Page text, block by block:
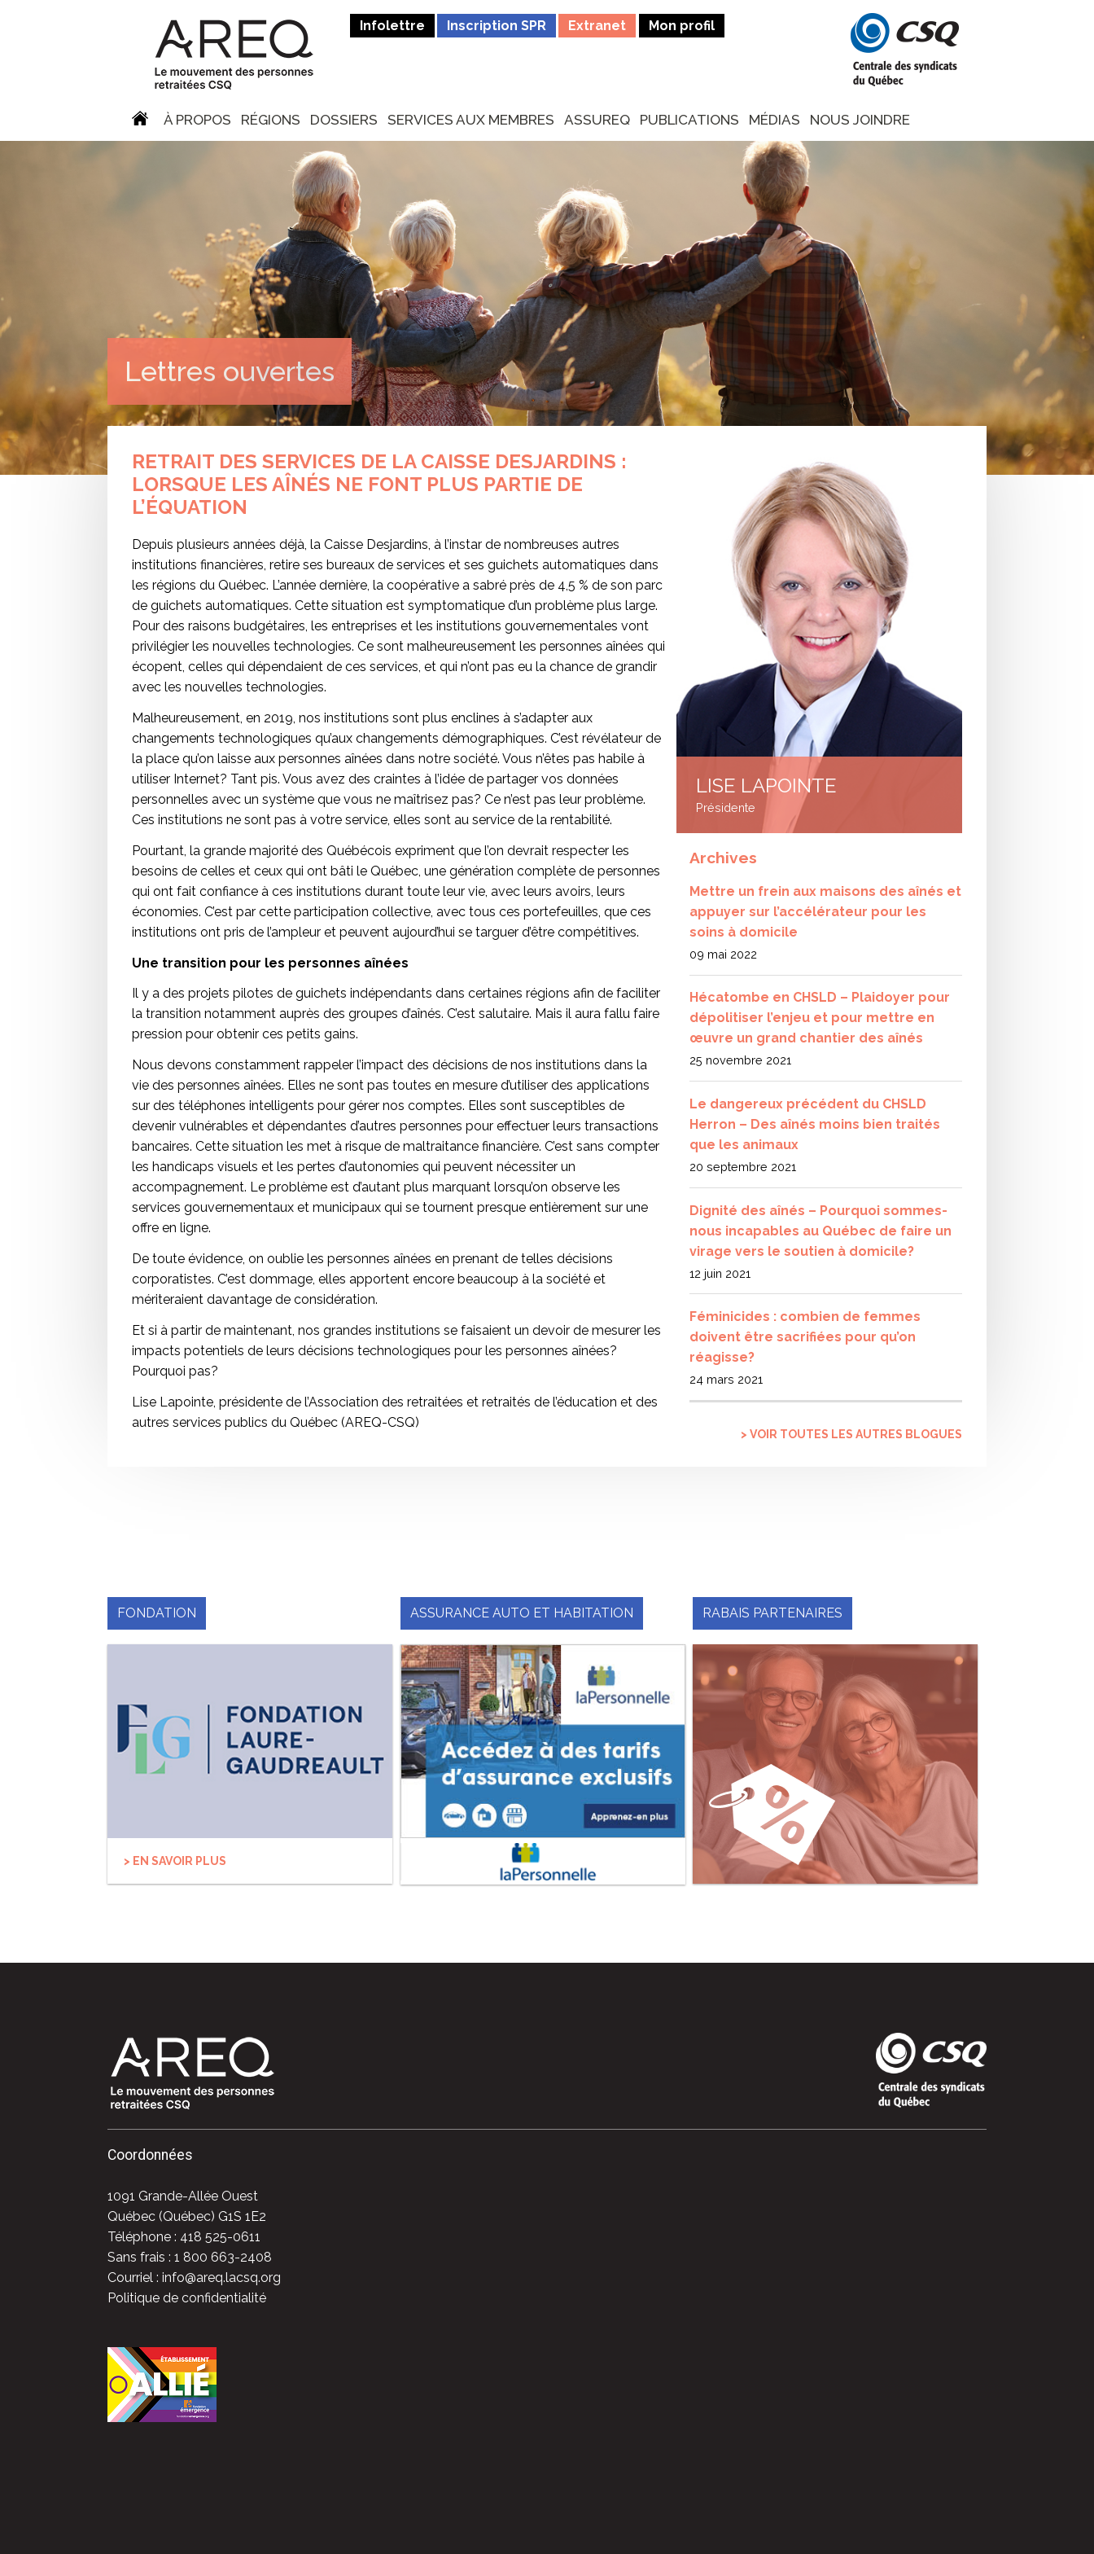
Infolettre Inscription SPR Extranet Mon profil
À PROPOS RÉGIONS DOSSIERS SERVICES AUX MEMBRES ASSUREQ PUBLICATIONS MÉDIAS NOUS JOINDRE
Lettres ouvertes
RETRAIT DES SERVICES DE LA CAISSE DESJARDINS :
LORSQUE LES AÎNÉS NE FONT PLUS PARTIE DE
L’ÉQUATION
Depuis plusieurs années déjà, la Caisse Desjardins, à l’instar de nombreuses autres
institutions financières, retire ses bureaux de services et ses guichets automatiques dans
les régions du Québec. L’année dernière, la coopérative a sabré près de 4,5 % de son parc
de guichets automatiques. Cette situation est symptomatique d’un problème plus large.
Pour des raisons budgétaires, les entreprises et les institutions gouvernementales vont
privilégier les nouvelles technologies. Ce sont malheureusement les personnes aînées qui
écopent, celles qui dépendaient de ces services, et qui n’ont pas eu la chance de grandir
avec les nouvelles technologies.
Malheureusement, en 2019, nos institutions sont plus enclines à s’adapter aux
changements technologiques qu’aux changements démographiques. C’est révélateur de
la place qu’on laisse aux personnes aînées dans notre société. Vous n’êtes pas habile à
utiliser Internet? Tant pis. Vous avez des craintes à l’idée de partager vos données
personnelles avec un système que vous ne maîtrisez pas? Ce n’est pas leur problème.
Ces institutions ne sont pas à votre service, elles sont au service de la rentabilité.
Pourtant, la grande majorité des Québécois expriment que l’on devrait respecter les
besoins de celles et ceux qui ont bâti le Québec, une génération complète de personnes
qui ont fait confiance à ces institutions durant toute leur vie, avec leurs avoirs, leurs
économies. C’est par cette participation collective, avec tous ces portefeuilles, que ces
institutions ont pris de l’ampleur et peuvent aujourd’hui se targuer d’être compétitives.
Une transition pour les personnes aînées
Il y a des projets pilotes de guichets indépendants dans certaines régions afin de faciliter
la transition notamment auprès des groupes d’aînés. C’est salutaire. Mais il aura fallu faire
pression pour obtenir ces petits gains.
Nous devons constamment rappeler l’impact des décisions de nos institutions dans la
vie des personnes aînées. Elles ne sont pas toutes en mesure d’utiliser des applications
sur des téléphones intelligents pour gérer nos comptes. Elles sont susceptibles de
devenir vulnérables et dépendantes d’autres personnes pour effectuer leurs transactions
bancaires. Cette situation les met à risque de maltraitance financière. C’est sans compter
les handicaps visuels et les pertes d’autonomies qui peuvent nécessiter un
accompagnement. Le problème est d’autant plus marquant lorsqu’on observe les
services gouvernementaux et municipaux qui se tournent presque entièrement sur une
offre en ligne.
De toute évidence, on oublie les personnes aînées en prenant de telles décisions
corporatistes. C’est dommage, elles apportent encore beaucoup à la société et
mériteraient davantage de considération.
Et si à partir de maintenant, nos grandes institutions se faisaient un devoir de mesurer les
impacts potentiels de leurs décisions technologiques pour les personnes aînées?
Pourquoi pas?
Lise Lapointe, présidente de l’Association des retraitées et retraités de l’éducation et des
autres services publics du Québec (AREQ-CSQ)
LISE LAPOINTE
Présidente
Archives
Mettre un frein aux maisons des aînés et
appuyer sur l’accélérateur pour les
soins à domicile
09 mai 2022
Hécatombe en CHSLD – Plaidoyer pour
dépolitiser l’enjeu et pour mettre en
œuvre un grand chantier des aînés
25 novembre 2021
Le dangereux précédent du CHSLD
Herron – Des aînés moins bien traités
que les animaux
20 septembre 2021
Dignité des aînés – Pourquoi sommes-
nous incapables au Québec de faire un
virage vers le soutien à domicile?
12 juin 2021
Féminicides : combien de femmes
doivent être sacrifiées pour qu’on
réagisse?
24 mars 2021
> VOIR TOUTES LES AUTRES BLOGUES
FONDATION
> EN SAVOIR PLUS
ASSURANCE AUTO ET HABITATION RABAIS PARTENAIRES
Coordonnées
1091 Grande-Allée Ouest
Québec (Québec) G1S 1E2
Téléphone : 418 525-0611
Sans frais : 1 800 663-2408
Courriel : info@areq.lacsq.org
Politique de confidentialité